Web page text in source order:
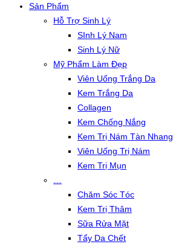
Sản Phẩm
Hỗ Trợ Sinh Lý
SInh Lý Nam
Sinh Lý Nữ
Mỹ Phẩm Làm Đẹp
Viên Uống Trắng Da
Kem Trắng Da
Collagen
Kem Chống Nắng
Kem Trị Nám Tàn Nhang
Viên Uống Trị Nám
Kem Trị Mụn
Chăm Sóc Tóc
Kem Trị Thâm
Sữa Rửa Mặt
Tẩy Da Chết